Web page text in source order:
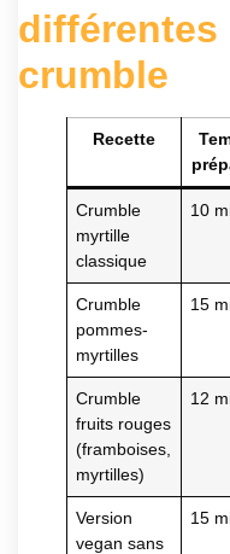
différentes
crumble
Recette
Crumble
myrtille
classique
10
Crumble
pommes-
myrtilles
15
Crumble
fruits rouges
(framboises,
myrtilles)
12
Version
vegan sans
15